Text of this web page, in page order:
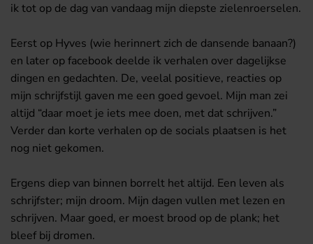
ik tot op de dag van vandaag mijn diepste zielenroerselen.
Eerst op Hyves (wie herinnert zich de dansende banaan?)
en later op facebook deelde ik verhalen over dagelijkse
dingen en gedachten. De, veelal positieve, reacties op
mijn schrijfstijl gaven me een goed gevoel. Mijn man zei
altijd “daar moet je iets mee doen, met dat schrijven.”
Verder dan korte verhalen op de socials plaatsen is het
nog niet gekomen.
Ergens diep van binnen borrelt het altijd. Een leven als
schrijfster; mijn droom. Mijn dagen vullen met lezen en
schrijven. Maar goed, er moest brood op de plank; het
bleef bij dromen.